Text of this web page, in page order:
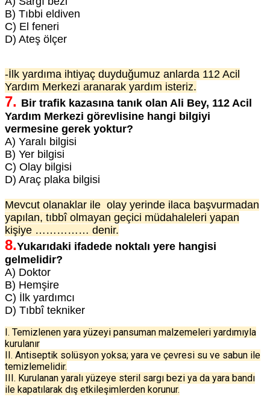
B) Tıbbi eldiven
C) El feneri
D) Ateş ölçer
-İlk yardıma ihtiyaç duyduğumuz anlarda 112 Acil
Yardım Merkezi aranarak yardım isteriz.
7. Bir trafik kazasına tanık olan Ali Bey, 112 Acil
Yardım Merkezi görevlisine hangi bilgiyi
vermesine gerek yoktur?
A) Yaralı bilgisi
B) Yer bilgisi
C) Olay bilgisi
D) Araç plaka bilgisi
Mevcut olanaklar ile olay yerinde ilaca başvurmadan
yapılan, tıbbî olmayan geçici müdahaleleri yapan
kişiye …………… denir.
8.Yukarıdaki ifadede noktalı yere hangisi
gelmelidir?
A) Doktor
B) Hemşire
C) İlk yardımcı
D) Tıbbî tekniker
I. Temizlenen yara yüzeyi pansuman malzemeleri yardımıyla
kurulanır
II. Antiseptik solüsyon yoksa; yara ve çevresi su ve sabun ile
temizlemelidir.
III. Kurulanan yaralı yüzeye steril sargı bezi ya da yara bandı
ile kapatılarak dış etkileşimlerden korunur.